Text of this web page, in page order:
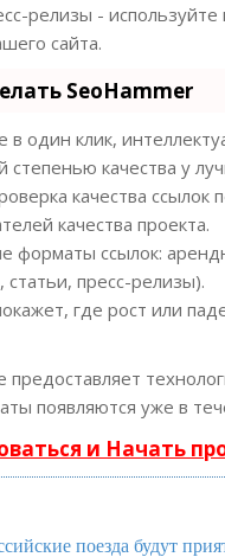
релизы -
сайта.
SeoHammer
один клик,
степенью качества у
качества
качества проекта.
форматы ссылок:
пресс-релизы).
где рост или
предоставляет
появляются уже в
и Начать